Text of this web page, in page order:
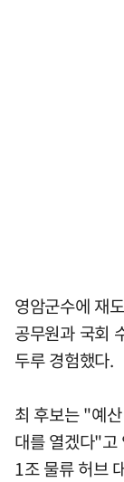
영암군수에 재
공무원과 국회
두루 경험했다.
최 후보는 "예
대를 열겠다"고
1조 물류 허브